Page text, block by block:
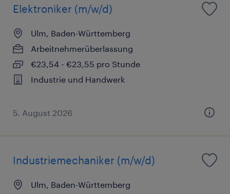
Elektroniker (m/w/d)
Ulm, Baden-Württemberg
Arbeitnehmerüberlassung
€23,54 - €23,55 pro Stunde
Industrie und Handwerk
5. August 2026
Industriemechaniker (m/w/d)
Ulm, Baden-Württemberg